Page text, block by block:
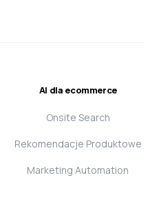
AI dla ecommerce
Onsite Search
Rekomendacje Produktowe
Marketing Automation